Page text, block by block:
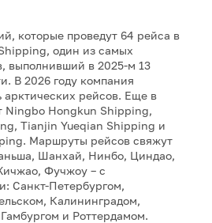
которые проведут 64 рейса в
один из самых
выполнивший в 2025-м 13
В 2026 году компания
арктических рейсов. Еще в
Ningbo Hongkun Shipping,
Tianjin Yueqian Shipping и
Маршруты рейсов свяжут
Шанхай, Нинбо, Циндао,
Фучжоу – с
Санкт-Петербургом,
Калининградом,
и Роттердамом.